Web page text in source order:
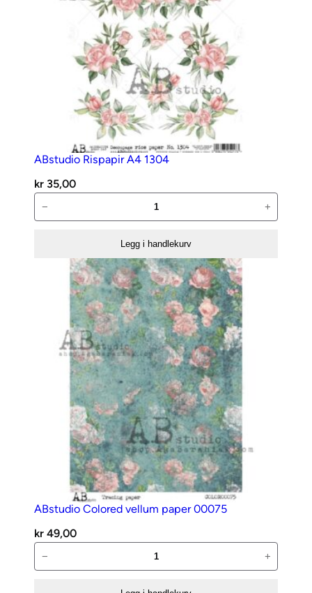
ABstudio Rispapir A4 1304
kr 35,00
Rispapir
− +
Legg i handlekurv
ABstudio Colored vellum paper 00075
kr 49,00
Colored
− +